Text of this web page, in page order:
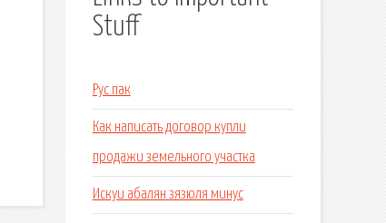
Stuff
Рус пак
Как написать договор купли
продажи земельного участка
Искуи абалян зязюля минус